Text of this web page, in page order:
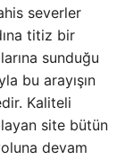
severler
titiz bir
sunduğu
bu arayışın
Kaliteli
site bütün
devam